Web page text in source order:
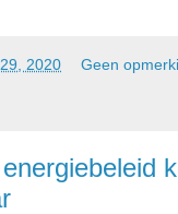
2020 Geen